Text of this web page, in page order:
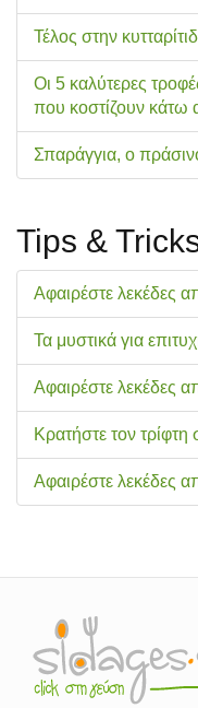
Τέλος στην
Οι 5 καλύτερες
που κοστίζουν
Σπαράγγια, ο
Tips &
Αφαιρέστε λεκέδες
Τα μυστικά για
Αφαιρέστε λεκέδες
Κρατήστε τον
Αφαιρέστε λεκέδες